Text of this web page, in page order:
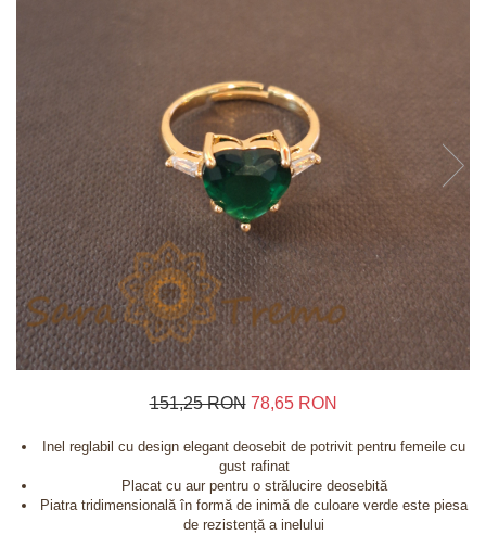
Bijuterii din argint placate cu aur 24K
151,25 RON 78,65 RON
Inel reglabil cu design elegant deosebit de potrivit pentru femeile cu
gust rafinat
Placat cu aur pentru o strălucire deosebită
Piatra tridimensională în formă de inimă de culoare verde este piesa
de rezistență a inelului